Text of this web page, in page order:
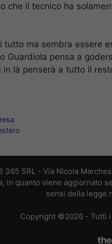
che il tecnico ha
ma sembra essere
Guardiola pensa a
là penserà a tutto il
SRL - Via Nicola
in quanto viene aggiornato
sensi della legge
Copyright ©2026 - Tutti